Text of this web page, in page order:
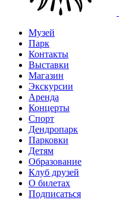
Музей
Парк
Контакты
Выставки
Магазин
Экскурсии
Аренда
Концерты
Спорт
Дендропарк
Парковки
Детям
Образование
Клуб друзей
О билетах
Подписаться